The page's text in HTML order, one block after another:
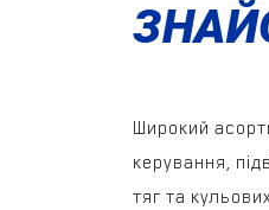
Широкий
керування,
тяг та